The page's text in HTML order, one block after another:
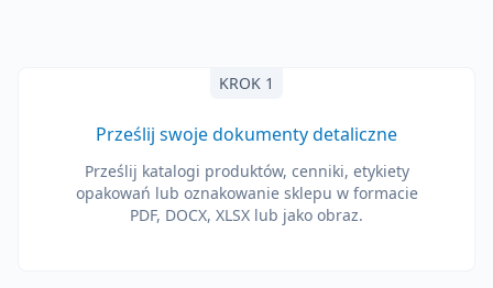
KROK 1
Prześlij swoje dokumenty detaliczne
Prześlij katalogi produktów, cenniki, etykiety
opakowań lub oznakowanie sklepu w formacie
PDF, DOCX, XLSX lub jako obraz.